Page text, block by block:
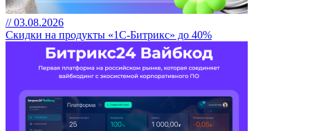
// 03.08.2026
Скидки на продукты «1С-Битрикс» до 40%